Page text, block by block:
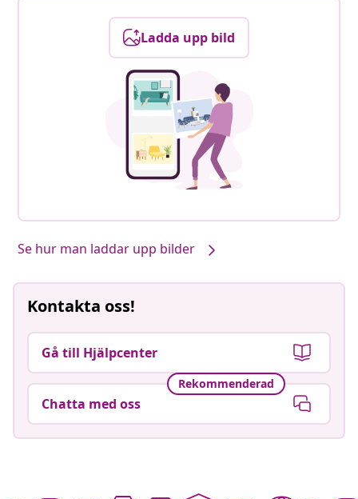
Ladda upp bild
Se hur man laddar upp bilder
Kontakta oss!
Gå till Hjälpcenter
Rekommenderad
Chatta med oss